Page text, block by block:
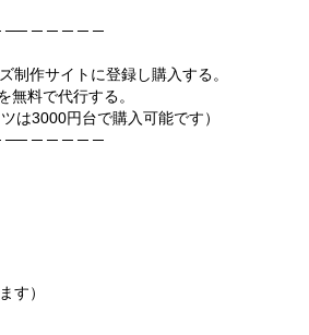
── ─ ─ ─ ─ ─
作サイトに登録し購入する。
料で代行する。
は3000円台で購入可能です）
── ─ ─ ─ ─ ─
す）